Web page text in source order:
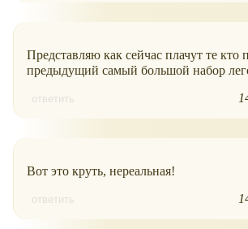
Представляю как сейчас плачут те кто
предыдущий самый большой набор
ответить
Вот это круть, нереальная!
ответить